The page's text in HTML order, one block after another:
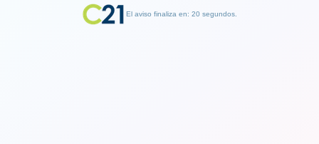
El aviso finaliza en: 19 segundos.